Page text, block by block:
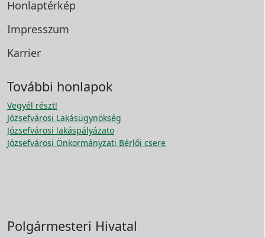
Honlaptérkép
Impresszum
Karrier
További honlapok
Vegyél részt!
Józsefvárosi Lakásügynökség
Józsefvárosi lakáspályázato
Józsefvárosi Önkormányzati Bérlői csere
Polgármesteri Hivatal